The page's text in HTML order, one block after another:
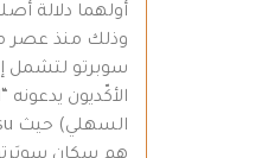
سوبرتو لتشمل